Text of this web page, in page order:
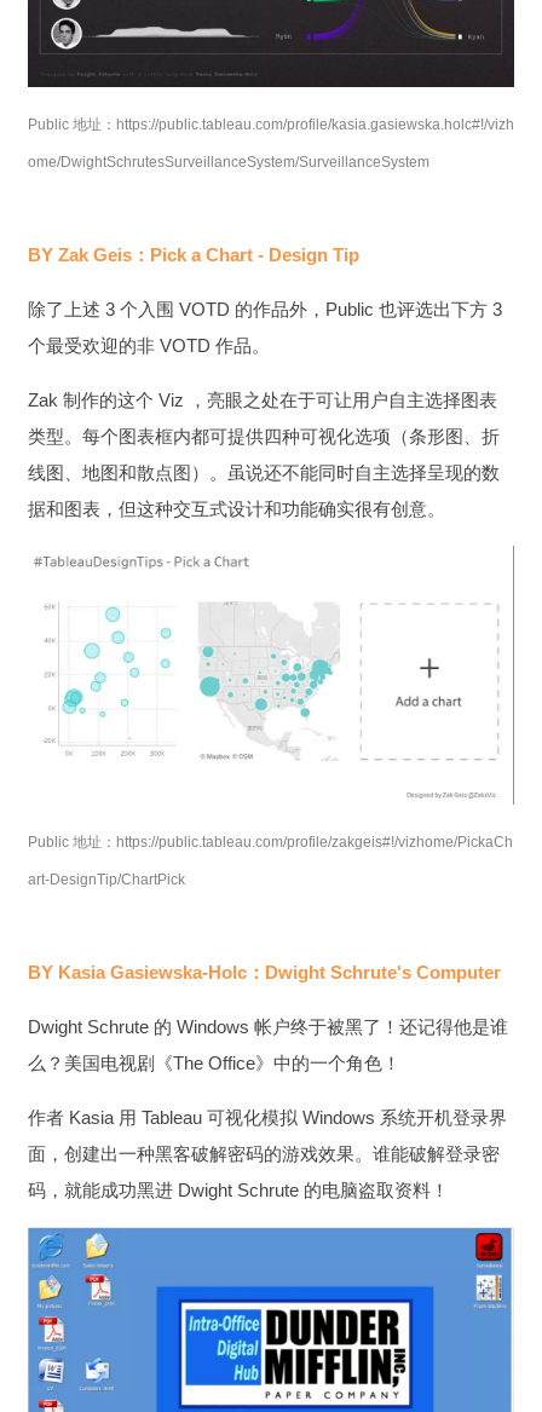
Public 地址：https://public.tableau.com/profile/kasia.gasiewska.holc#!/vizh
ome/DwightSchrutesSurveillanceSystem/SurveillanceSystem
BY Zak Geis：Pick a Chart - Design Tip
除了上述 3 个入围 VOTD 的作品外，Public 也评选出下方 3
个最受欢迎的非 VOTD 作品。
Zak 制作的这个 Viz ，亮眼之处在于可让用户自主选择图表
类型。每个图表框内都可提供四种可视化选项（条形图、折
线图、地图和散点图）。虽说还不能同时自主选择呈现的数
据和图表，但这种交互式设计和功能确实很有创意。
Public 地址：https://public.tableau.com/profile/zakgeis#!/vizhome/PickaCh
art-DesignTip/ChartPick
BY Kasia Gasiewska-Holc：Dwight Schrute's Computer
Dwight Schrute 的 Windows 帐户终于被黑了！还记得他是谁
么？美国电视剧《The Office》中的一个角色！
作者 Kasia 用 Tableau 可视化模拟 Windows 系统开机登录界
面，创建出一种黑客破解密码的游戏效果。谁能破解登录密
码，就能成功黑进 Dwight Schrute 的电脑盗取资料！